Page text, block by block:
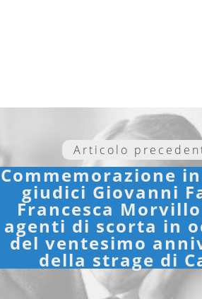
Articolo
Commemorazione
giudici Giovanni
Francesca
agenti di scorta in
del ventesimo
della strage di